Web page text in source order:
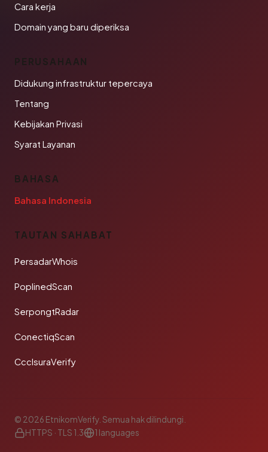
Cara kerja
Domain yang baru diperiksa
PERUSAHAAN
Didukung infrastruktur tepercaya
Tentang
Kebijakan Privasi
Syarat Layanan
BAHASA
Bahasa Indonesia
TAUTAN SAHABAT
PersadarWhois
PoplinedScan
SerpongtRadar
ConectiqScan
CcclsuraVerify
© 2026 EtnikomVerify. Semua hak dilindungi.
HTTPS · TLS 1.3
1 languages